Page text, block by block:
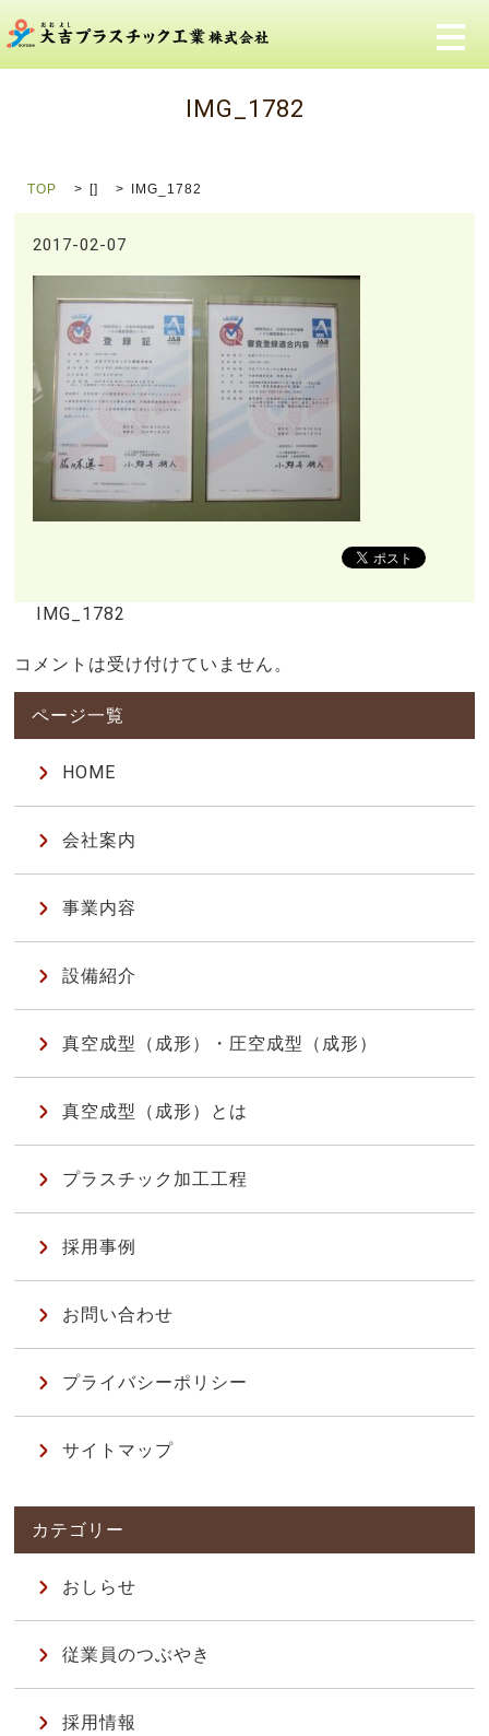
メ
IMG_1782
TOP [] IMG_1782
2017-02-07
IMG_1782
コメントは受け付けていません。
HOME
会社案内
事業内容
設備紹介
真空成型（成形）・圧空成型（成形）
真空成型（成形）とは
プラスチック加工工程
採用事例
お問い合わせ
プライバシーポリシー
サイトマップ
おしらせ
従業員のつぶやき
採用情報